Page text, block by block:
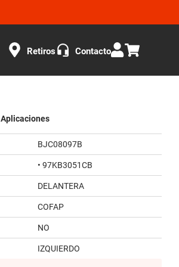
Retiros Contacto
Aplicaciones
BJC08097B
• 97KB3051CB
DELANTERA
COFAP
NO
IZQUIERDO